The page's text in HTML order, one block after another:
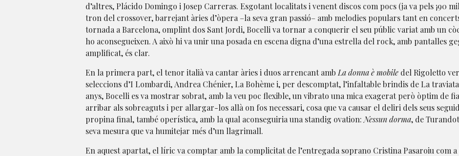
d’altres, Plácido Domingo i Josep Carreras. Esgotant localitats i venent discos com pocs (ja va pels ¡90
tron del crossover, barrejant àries d’òpera –la seva gran passió– amb melodies populars tant en
tornada a Barcelona, omplint dos Sant Jordi, Bocelli va tornar a conquerir el seu públic variat amb un
ho aconsegueixen. A això hi va unir una posada en escena digna d’una estrella del rock, amb pantalles
amplificat, és clar.
En la primera part, el tenor italià va cantar àries i duos arrencant amb La donna è mobile del Rigoletto
seleccions d’I Lombardi, Andrea Chénier, La Bohème i, per descomptat, l’infaltable brindis de La
anys, Bocelli es va mostrar sobrat, amb la veu poc flexible, un vibrato una mica exagerat però òptim de
arribar als sobreaguts i per allargar-los allà on fos necessari, cosa que va causar el deliri dels seus
propina final, també operística, amb la qual aconseguiria una standig ovation: Nessun dorma, de
seva mesura que va humitejar més d’un llagrimall.
En aquest apartat, el líric va comptar amb la complicitat de l’entregada soprano Cristina Pasaroiu com